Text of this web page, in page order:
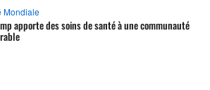
Mondiale
apporte des soins de santé à une communauté